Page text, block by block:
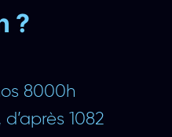
?
8000h
1082